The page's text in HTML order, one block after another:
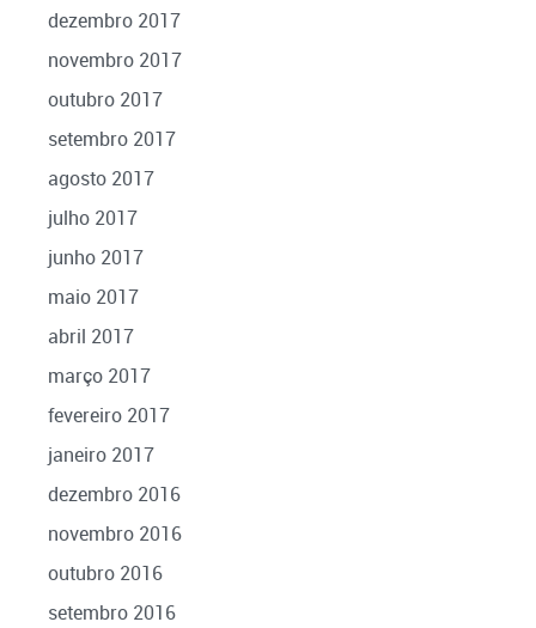
dezembro 2017
novembro 2017
outubro 2017
setembro 2017
agosto 2017
julho 2017
junho 2017
maio 2017
abril 2017
março 2017
fevereiro 2017
janeiro 2017
dezembro 2016
novembro 2016
outubro 2016
setembro 2016